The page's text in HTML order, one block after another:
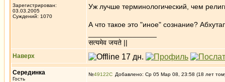
Зарегистрирован:
03.03.2005
Суждений: 1070
Уж лучше терминологический, чем
А что такое это "иное" сознание?
सत्यमेव जयते ||
Наверх
Серединка
Гость
№49122 Добавлено: Ср 05 Мар 08, 23:58 (18 лет